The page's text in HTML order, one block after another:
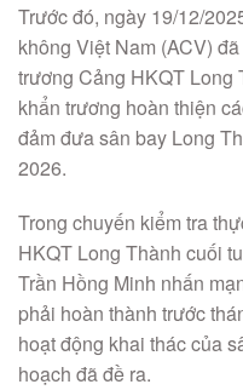
Trước đó, ngày 19/12/
không Việt Nam (ACV)
trương Cảng HKQT Long
khẩn trương hoàn thiện
đảm đưa sân bay Long
2026.
Trong chuyến kiểm tra
HKQT Long Thành cuối
Trần Hồng Minh nhấn
phải hoàn thành trước
hoạt động khai thác của
hoạch đã đề ra.